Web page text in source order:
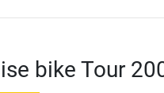
bike Tour